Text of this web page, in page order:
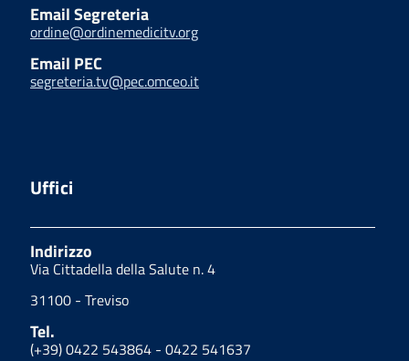
Email Segreteria
ordine@ordinemedicitv.org
Email PEC
segreteria.tv@pec.omceo.it
Uffici
Indirizzo
Via Cittadella della Salute n. 4
31100 - Treviso
Tel.
(+39) 0422 543864 - 0422 541637